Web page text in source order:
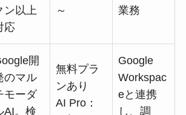
ン以上
応
～
業務
開
のマル
モーダ
AI。検
無料プラ
ンあり
AI Pro：
Google
Workspac
eと連携
し、調